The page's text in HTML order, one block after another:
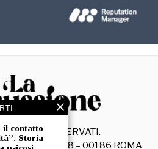
I DIRITTI RISERVATI.
Capranica, 78 – 00186 ROMA
il contatto
Storia